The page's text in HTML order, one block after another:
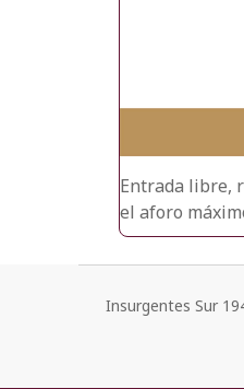
Entrada libre,
el aforo
Insurgentes Sur